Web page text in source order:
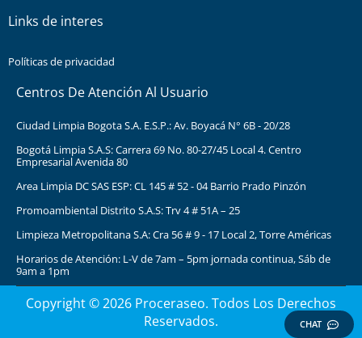
Links de interes
Políticas de privacidad
Centros De Atención Al Usuario
Ciudad Limpia Bogota S.A. E.S.P.: Av. Boyacá N° 6B - 20/28
Bogotá Limpia S.A.S: Carrera 69 No. 80-27/45 Local 4. Centro
Empresarial Avenida 80
Area Limpia DC SAS ESP: CL 145 # 52 - 04 Barrio Prado Pinzón
Promoambiental Distrito S.A.S: Trv 4 # 51A – 25
Limpieza Metropolitana S.A: Cra 56 # 9 - 17 Local 2, Torre Américas
Horarios de Atención: L-V de 7am – 5pm jornada continua, Sáb de
9am a 1pm
Copyright © 2026 Proceraseo. Todos Los Derechos
Reservados.
CHAT